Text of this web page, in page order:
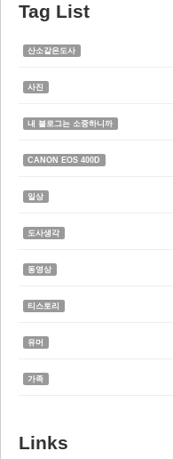
Tag List
산소같은도사
사진
내 블로그는 소중하니까
CANON EOS 400D
일상
도사생각
동영상
티스토리
유머
가족
Links